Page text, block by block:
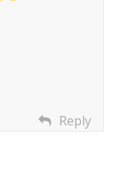
Reply